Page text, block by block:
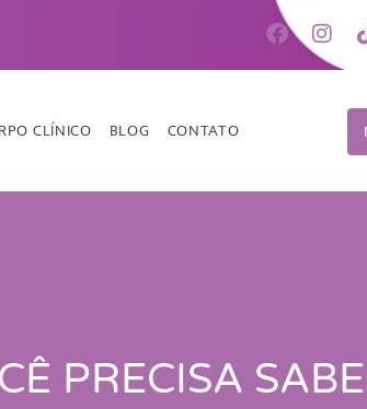
CLÍNICO BLOG CONTATO
PRECISA